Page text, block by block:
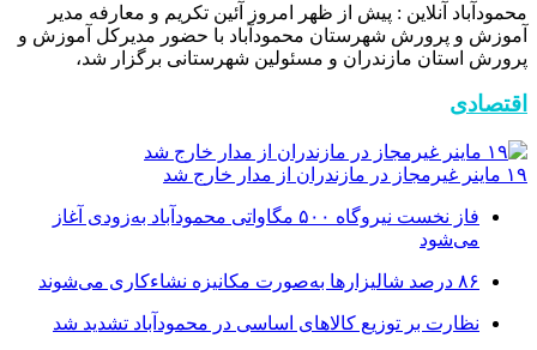
محمودآباد آنلاین : پیش از ظهر امروز آئین تکریم و معارفه مدیر
آموزش و پرورش شهرستان محمودآباد با حضور مدیرکل آموزش و
پرورش استان مازندران و مسئولین شهرستانی برگزار شد،
اقتصادی
۱۹ ماینر غیرمجاز در مازندران از مدار خارج شد
فاز نخست نیروگاه ۵۰۰ مگاواتی محمودآباد به‌زودی آغاز
می‌شود
۸۶ درصد شالیزارها به‌صورت مکانیزه نشاءکاری می‌شوند
نظارت بر توزیع کالا‌های اساسی در محمودآباد تشدید شد